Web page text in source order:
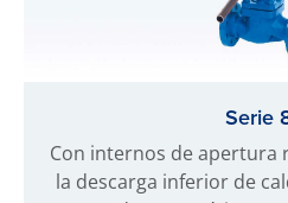
Serie
Con internos de apertura
la descarga inferior de